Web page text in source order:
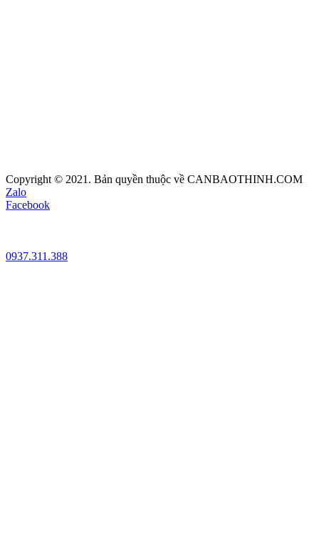
Copyright © 2021. Bản quyền thuộc về CANBAOTHINH.COM
Zalo
Facebook
0937.311.388